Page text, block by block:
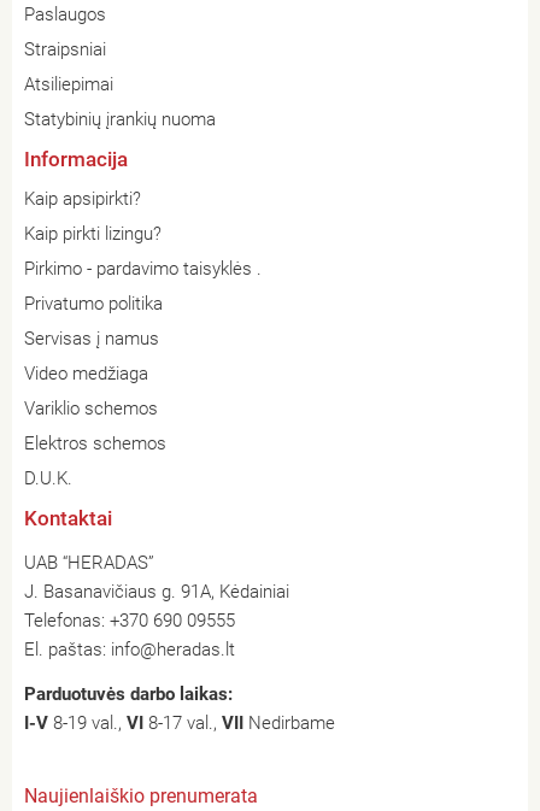
Paslaugos
Straipsniai
Atsiliepimai
Statybinių įrankių nuoma
Informacija
Kaip apsipirkti?
Kaip pirkti lizingu?
Pirkimo - pardavimo taisyklės .
Privatumo politika
Servisas į namus
Video medžiaga
Variklio schemos
Elektros schemos
D.U.K.
Kontaktai
UAB “HERADAS”
J. Basanavičiaus g. 91A, Kėdainiai
Telefonas: +370 690 09555
El. paštas: info@heradas.lt
Parduotuvės darbo laikas:
I-V 8-19 val., VI 8-17 val., VII Nedirbame
Naujienlaiškio prenumerata